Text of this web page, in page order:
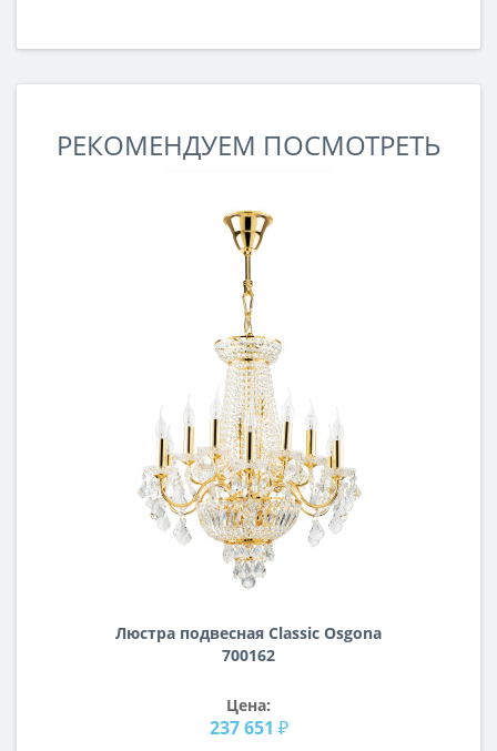
РЕКОМЕНДУЕМ ПОСМОТРЕТЬ
Люстра подвесная Classic Osgona
700162
Цена:
237 651 ₽